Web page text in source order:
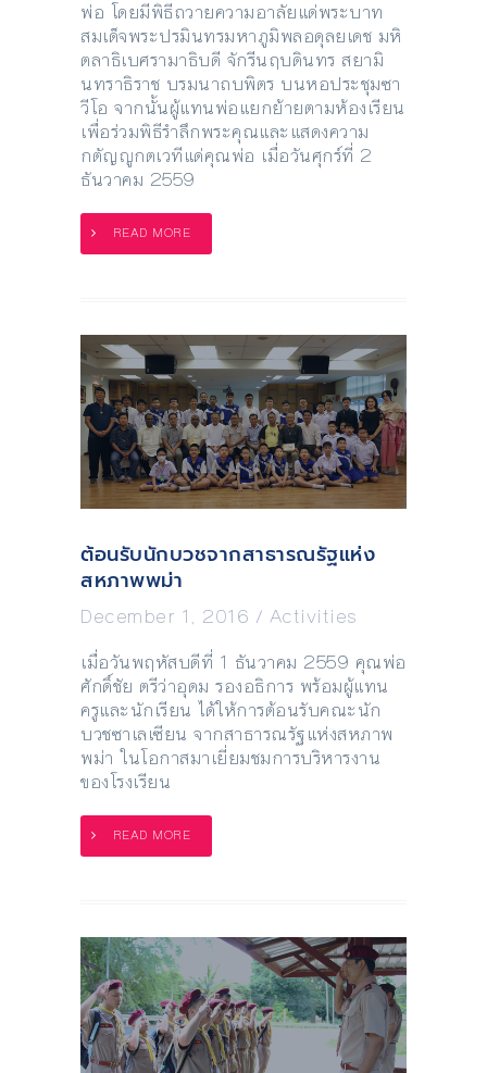
พ่อ โดยมีพิธีถวายความอาลัยแด่พระบาท
สมเด็จพระปรมินทรมหาภูมิพลอดุลยเดช มหิ
ตลาธิเบศรามาธิบดี จักรีนฤบดินทร สยามิ
นทราธิราช บรมนาถบพิตร บนหอประชุมซา
วีโอ จากนั้นผู้แทนพ่อแยกย้ายตามห้องเรียน
เพื่อร่วมพิธีรำลึกพระคุณและแสดงความ
กตัญญูกตเวทีแด่คุณพ่อ เมื่อวันศุกร์ที่ 2
ธันวาคม 2559
READ MORE
ต้อนรับนักบวชจากสาธารณรัฐแห่ง
สหภาพพม่า
December 1, 2016 / Activities
เมื่อวันพฤหัสบดีที่ 1 ธันวาคม 2559 คุณพ่อ
ศักดิ์ชัย ตรีว่าอุดม รองอธิการ พร้อมผู้แทน
ครูและนักเรียน ได้ให้การต้อนรับคณะนัก
บวชซาเลเซียน จากสาธารณรัฐแห่งสหภาพ
พม่า ในโอกาสมาเยี่ยมชมการบริหารงาน
ของโรงเรียน
READ MORE